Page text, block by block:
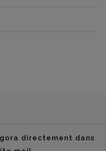
directement dans